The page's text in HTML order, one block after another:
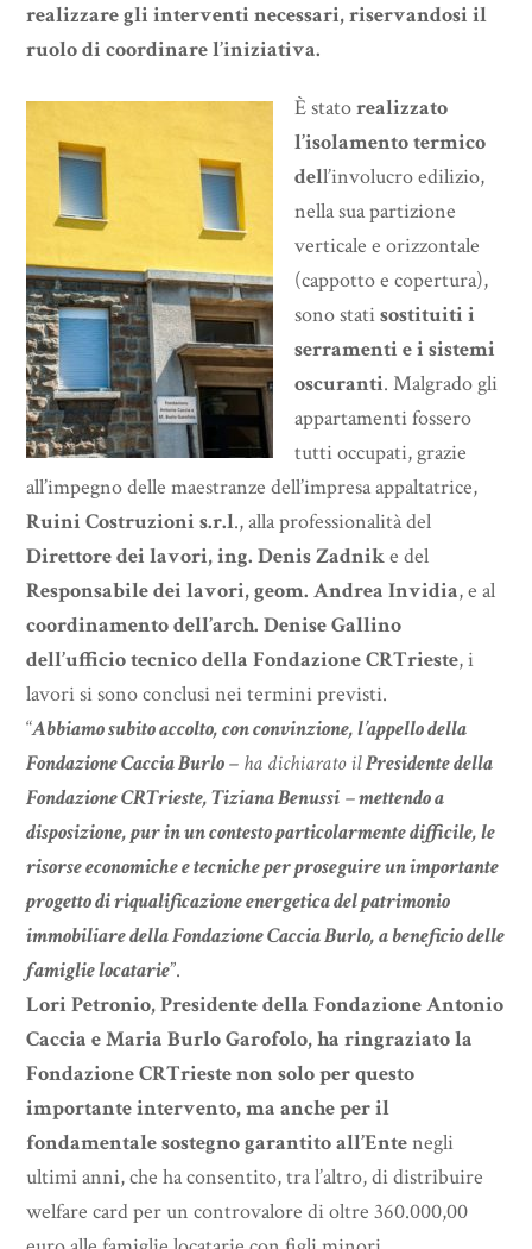
realizzare gli interventi necessari, riservandosi il
ruolo di coordinare l’iniziativa.
È statorealizzato
l’isolamento termico
dell’involucro edilizio,
nella sua partizione
verticale e orizzontale
(cappotto e copertura),
sono statisostituiti i
serramenti e i sistemi
oscuranti. Malgrado gli
appartamenti fossero
tutti occupati, grazie
all’impegno delle maestranze dell’impresa appaltatrice,
Ruini Costruzioni s.r.l., alla professionalità del
Direttore dei lavori, ing. Denis Zadnike del
Responsabile dei lavori, geom. Andrea Invidia, e al
coordinamento dell’arch. Denise Gallino
dell’ufficio tecnico della Fondazione CRTrieste, i
lavori si sono conclusi nei termini previsti.
“Abbiamo subito accolto, con convinzione, l’appello della
Fondazione Caccia Burlo– ha dichiarato ilPresidente della
Fondazione CRTrieste, Tiziana Benussi –mettendo a
disposizione, pur in un contesto particolarmente difficile, le
risorse economiche e tecniche per proseguire un importante
progetto di riqualificazione energetica del patrimonio
immobiliare della Fondazione Caccia Burlo, a beneficio delle
famiglie locatarie”.
Lori Petronio, Presidente della Fondazione Antonio
Caccia e Maria Burlo Garofolo, ha ringraziato la
Fondazione CRTrieste non solo per questo
importante intervento, ma anche per il
fondamentale sostegno garantito all’Entenegli
ultimi anni, che ha consentito, tra l’altro, di distribuire
welfare card per un controvalore di oltre 360.000,00